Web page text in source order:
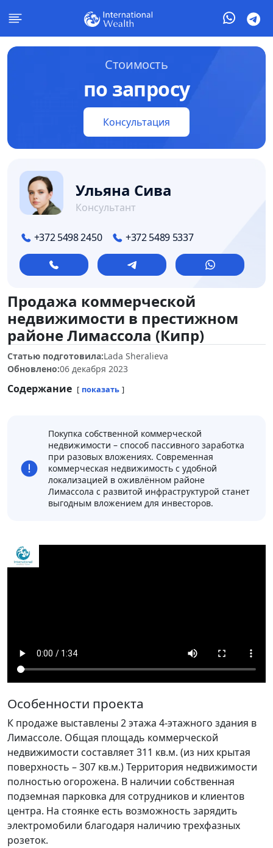
Стоимость
по запросу
Консультация
Ульяна Сива
Консультант
+372 5498 2450 +372 5489 5337
Продажа коммерческой
недвижимости в престижном
районе Лимассола (Кипр)
Статью подготовила:Lada Sheralieva
Обновлено:06 декабря 2023
Содержание показать
Покупка собственной коммерческой
недвижимости – способ пассивного заработка
при разовых вложениях. Современная
коммерческая недвижимость с удобной
локализацией в оживлённом районе
Лимассола с развитой инфраструктурой станет
выгодным вложением для инвесторов.
Особенности проекта
К продаже выставлены 2 этажа 4-этажного здания в
Лимассоле. Общая площадь коммерческой
недвижимости составляет 311 кв.м. (из них крытая
поверхность – 307 кв.м.) Территория недвижимости
полностью огорожена. В наличии собственная
подземная парковка для сотрудников и клиентов
центра. На стоянке есть возможность зарядить
электромобили благодаря наличию трехфазных
розеток.